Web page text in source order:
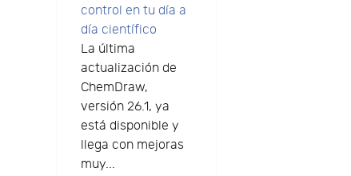
control en tu día a
día científico
La última
actualización de
ChemDraw,
versión 26.1, ya
está disponible y
llega con mejoras
muy...